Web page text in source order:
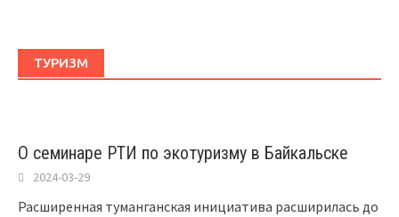
ТУРИЗМ
О семинаре РТИ по экотуризму в Байкальске
2024-03-29
Расширенная туманганская инициатива расширилась до